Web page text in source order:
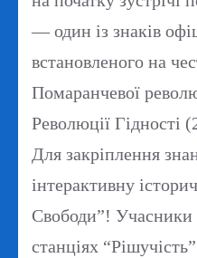
— один із знаків
встановленого на
Помаранчевої
Революції Гідності
Для закріплення
інтерактивну
Свободи”! Учасники
станціях